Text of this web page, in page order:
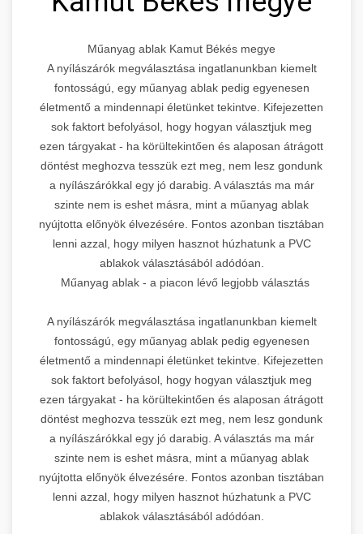
Műanyag ablak Kamut Békés megye
A nyílászárók megválasztása ingatlanunkban kiemelt
fontosságú, egy műanyag ablak pedig egyenesen
életmentő a mindennapi életünket tekintve. Kifejezetten
sok faktort befolyásol, hogy hogyan választjuk meg
ezen tárgyakat - ha körültekintően és alaposan átrágott
döntést meghozva tesszük ezt meg, nem lesz gondunk
a nyílászárókkal egy jó darabig. A választás ma már
szinte nem is eshet másra, mint a műanyag ablak
nyújtotta előnyök élvezésére. Fontos azonban tisztában
lenni azzal, hogy milyen hasznot húzhatunk a PVC
ablakok választásából adódóan.
Műanyag ablak - a piacon lévő legjobb választás
A nyílászárók megválasztása ingatlanunkban kiemelt
fontosságú, egy műanyag ablak pedig egyenesen
életmentő a mindennapi életünket tekintve. Kifejezetten
sok faktort befolyásol, hogy hogyan választjuk meg
ezen tárgyakat - ha körültekintően és alaposan átrágott
döntést meghozva tesszük ezt meg, nem lesz gondunk
a nyílászárókkal egy jó darabig. A választás ma már
szinte nem is eshet másra, mint a műanyag ablak
nyújtotta előnyök élvezésére. Fontos azonban tisztában
lenni azzal, hogy milyen hasznot húzhatunk a PVC
ablakok választásából adódóan.